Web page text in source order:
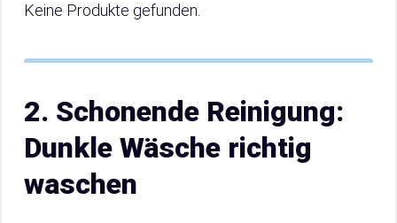
Keine Produkte gefunden.
2. Schonende Reinigung:
Dunkle Wäsche richtig
waschen